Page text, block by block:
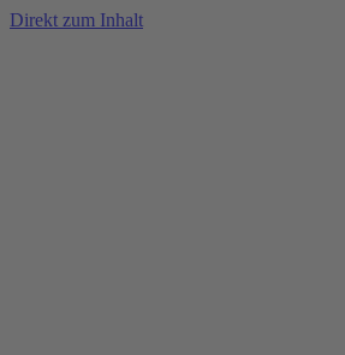
Direkt zum Inhalt